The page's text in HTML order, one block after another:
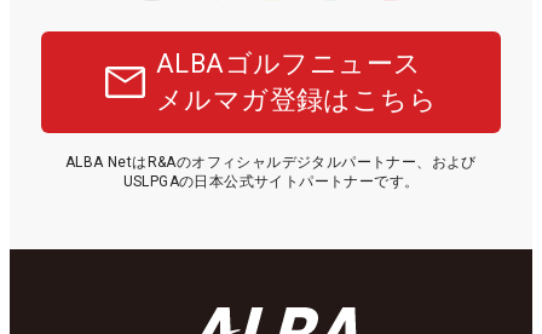
ALBAゴルフニュース
メルマガ登録はこちら
ALBA NetはR&Aのオフィシャルデジタルパートナー、および
USLPGAの日本公式サイトパートナーです。